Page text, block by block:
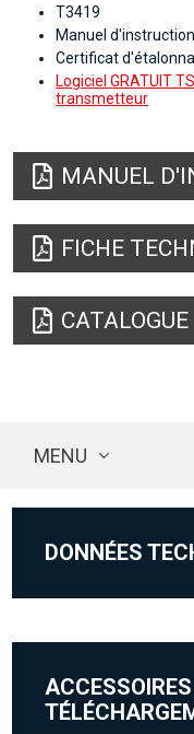
T3419
Manuel
Certificat
Logiciel GRATUIT
transmetteur
MANUEL
FICHE
CATALOGUE
MENU
DONNÉES